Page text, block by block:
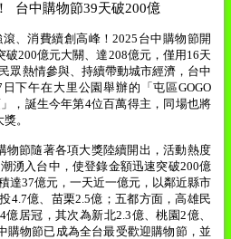
台中購物節39天破200億
滾、消費續創高峰！2025 台中購物節開
破200億元大關、達208億元，僅用 16天
眾熱情參與、持續帶動城市經濟，台中
日下午在大里公園舉辦的「屯區GOGO
，誕生今年第4位百萬得主，同場也將
。
物節隨著各項大獎陸續開出，活動熱度
湧入台中，使登錄金額迅速突破200億
達37億元，一天近一億元，以鄰近縣市
4.7億、苗栗2.5億；五都方面，高雄民
億居冠，其次為新北2.3億、桃園2億、
購物節已成為全台最受歡迎購物節，並